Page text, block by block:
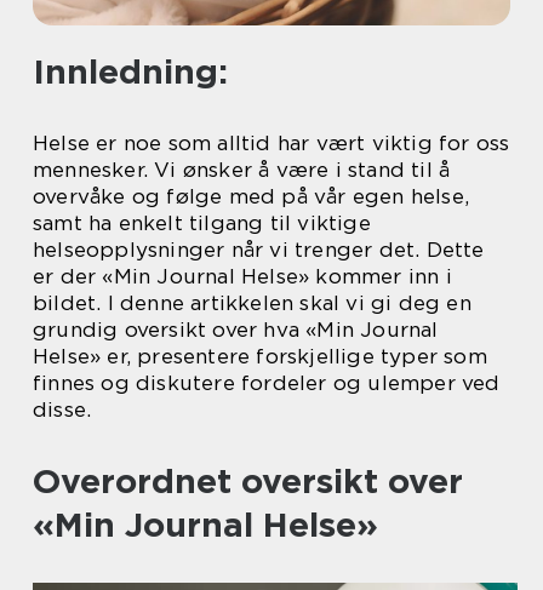
Innledning:
Helse er noe som alltid har vært viktig for oss
mennesker. Vi ønsker å være i stand til å
overvåke og følge med på vår egen helse,
samt ha enkelt tilgang til viktige
helseopplysninger når vi trenger det. Dette
er der «Min Journal Helse» kommer inn i
bildet. I denne artikkelen skal vi gi deg en
grundig oversikt over hva «Min Journal
Helse» er, presentere forskjellige typer som
finnes og diskutere fordeler og ulemper ved
disse.
Overordnet oversikt over
«Min Journal Helse»